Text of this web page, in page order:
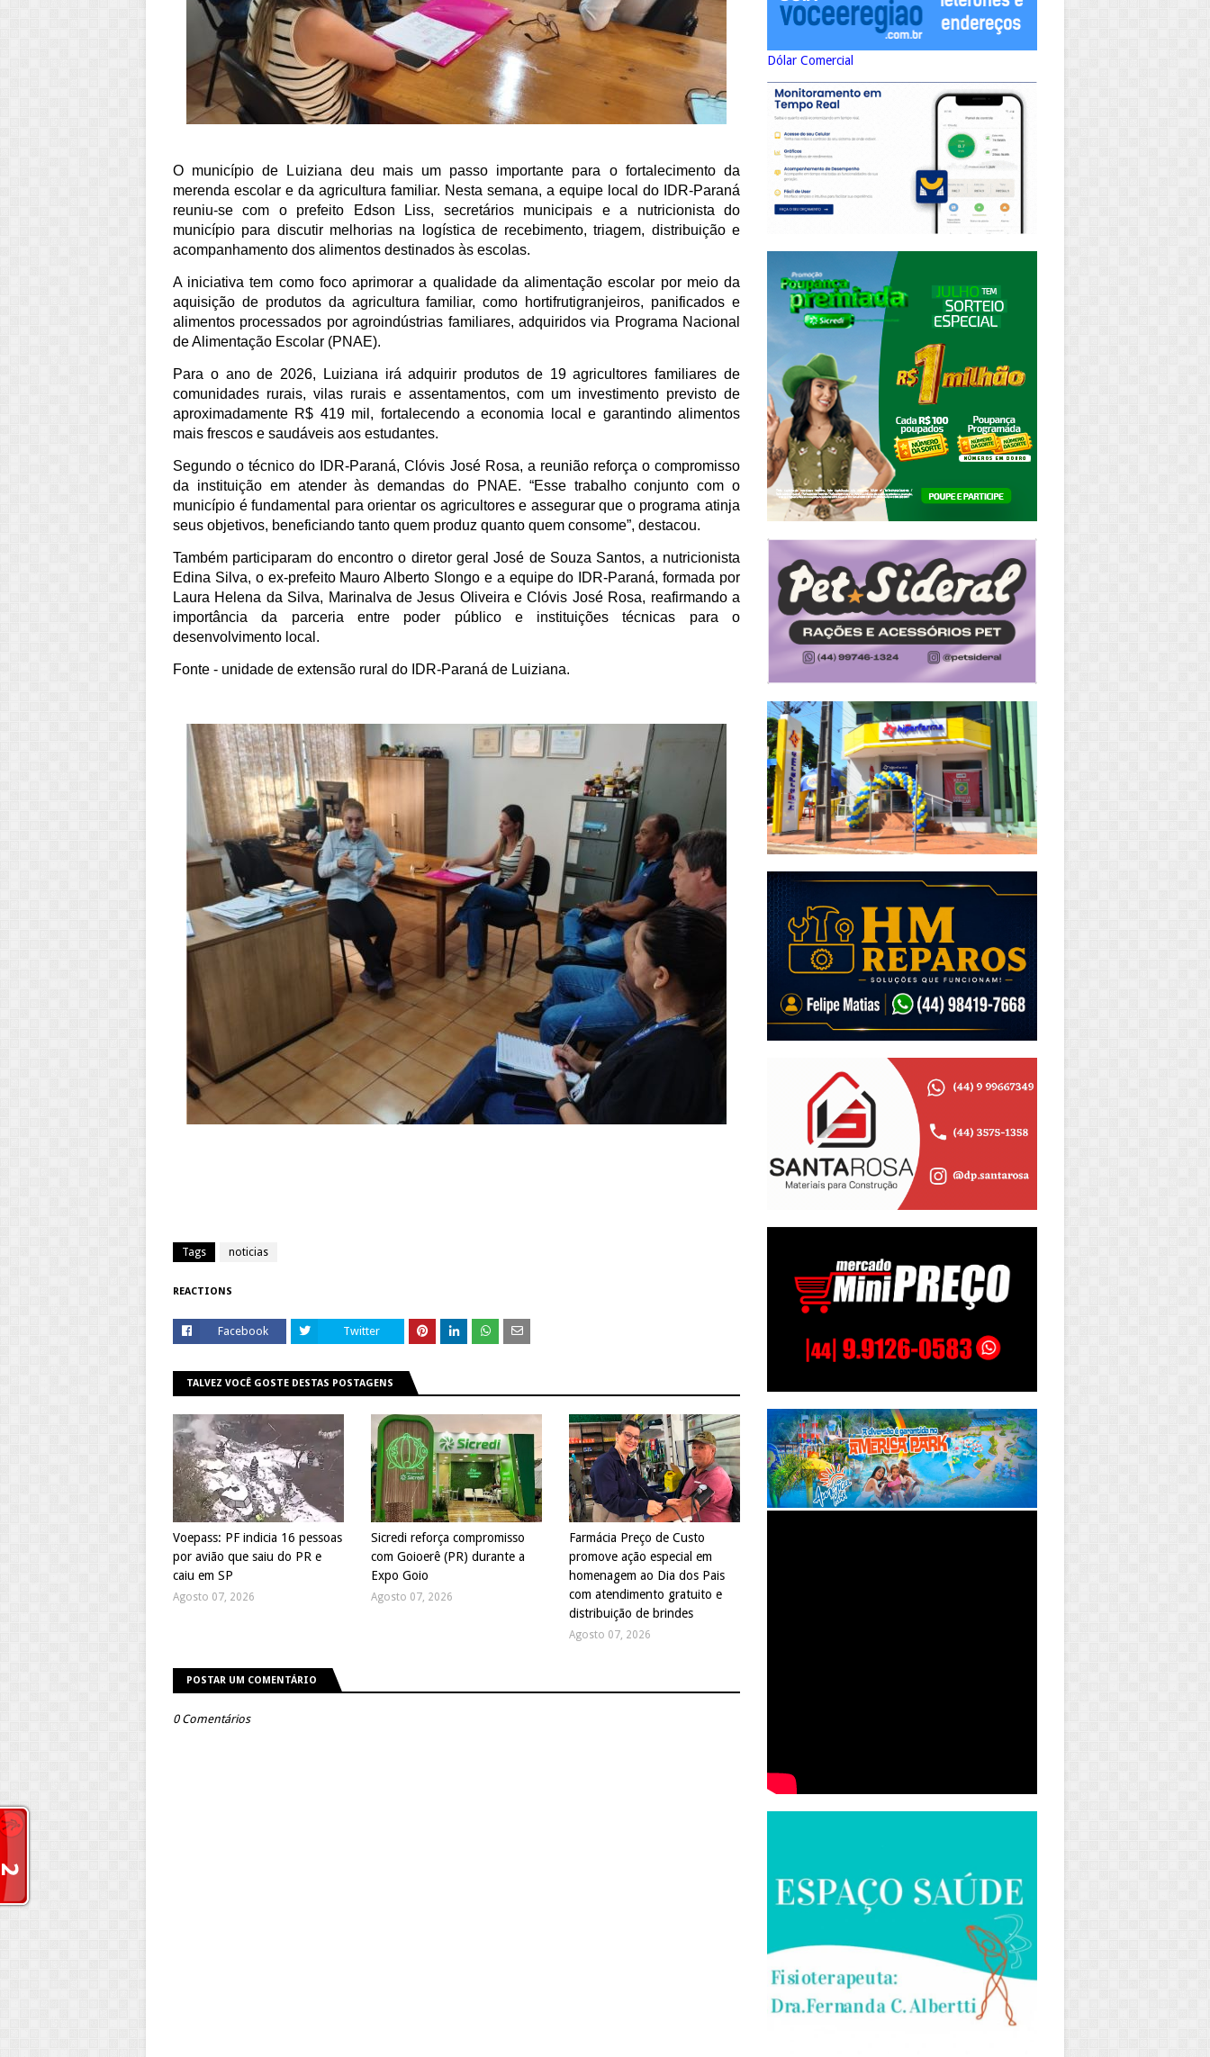
O município de Luiziana deu mais um passo importante para o fortalecimento da
merenda escolar e da agricultura familiar. Nesta semana, a equipe local do IDR-Paraná
reuniu-se com o prefeito Edson Liss, secretários municipais e a nutricionista do
município para discutir melhorias na logística de recebimento, triagem, distribuição e
acompanhamento dos alimentos destinados às escolas.
A iniciativa tem como foco aprimorar a qualidade da alimentação escolar por meio da
aquisição de produtos da agricultura familiar, como hortifrutigranjeiros, panificados e
alimentos processados por agroindústrias familiares, adquiridos via Programa Nacional
de Alimentação Escolar (PNAE).
Para o ano de 2026, Luiziana irá adquirir produtos de 19 agricultores familiares de
comunidades rurais, vilas rurais e assentamentos, com um investimento previsto de
aproximadamente R$ 419 mil, fortalecendo a economia local e garantindo alimentos
mais frescos e saudáveis aos estudantes.
Segundo o técnico do IDR-Paraná, Clóvis José Rosa, a reunião reforça o compromisso
da instituição em atender às demandas do PNAE. “Esse trabalho conjunto com o
município é fundamental para orientar os agricultores e assegurar que o programa atinja
seus objetivos, beneficiando tanto quem produz quanto quem consome”, destacou.
Também participaram do encontro o diretor geral José de Souza Santos, a nutricionista
Edina Silva, o ex-prefeito Mauro Alberto Slongo e a equipe do IDR-Paraná, formada por
Laura Helena da Silva, Marinalva de Jesus Oliveira e Clóvis José Rosa, reafirmando a
importância da parceria entre poder público e instituições técnicas para o
desenvolvimento local.
Fonte - unidade de extensão rural do IDR-Paraná de Luiziana.
Tags noticias
REACTIONS
Facebook Twitter
TALVEZ VOCÊ GOSTE DESTAS POSTAGENS
Voepass: PF indicia 16 pessoas
por avião que saiu do PR e
caiu em SP
Agosto 07, 2026
Sicredi reforça compromisso
com Goioerê (PR) durante a
Expo Goio
Agosto 07, 2026
Farmácia Preço de Custo
promove ação especial em
homenagem ao Dia dos Pais
com atendimento gratuito e
distribuição de brindes
Agosto 07, 2026
POSTAR UM COMENTÁRIO
0 Comentários
Dólar Comercial